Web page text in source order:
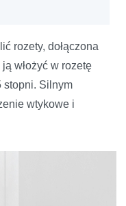
rozety, dołączona
włożyć w rozetę
stopni. Silnym
wtykowe i